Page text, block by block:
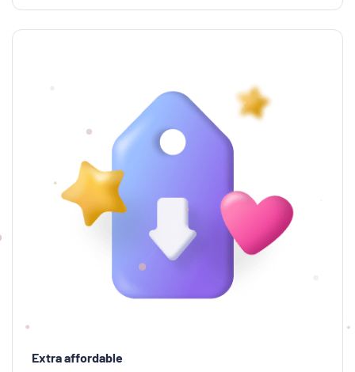
Extra affordable